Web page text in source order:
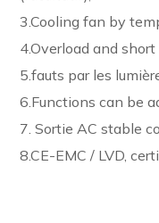
3.Cooling fan by
4.Overload and
5.fauts par les
6.Functions can be
7. Sortie AC stable
8.CE-EMC / LVD,